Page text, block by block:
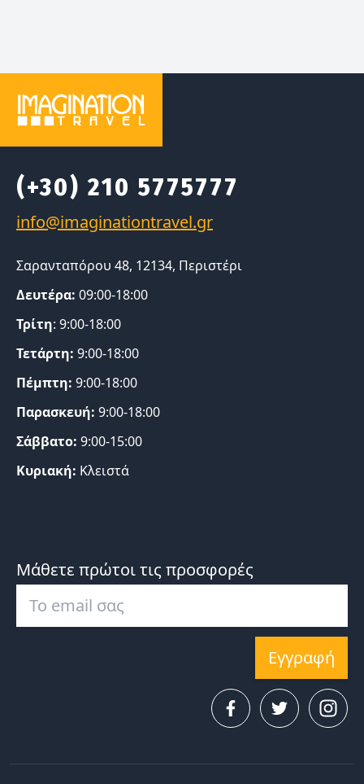
(+30) 210 5775777
Σαρανταπόρου 48, 12134, Περιστέρι
Δευτέρα: 09:00-18:00
Τρίτη: 9:00-18:00
Τετάρτη: 9:00-18:00
Πέμπτη: 9:00-18:00
Παρασκευή: 9:00-18:00
Σάββατο: 9:00-15:00
Κυριακή: Κλειστά
Μάθετε πρώτοι τις προσφορές
Εγγραφή